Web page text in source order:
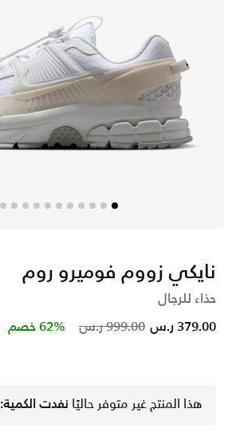
نايكي زووم فوميرو روم
حذاء للرجال
Price reduced from
999.00 ر.س to 379.00 ر.س 62% خصم
هذا المنتج غير متوفر حاليًا نفدت الكمية: